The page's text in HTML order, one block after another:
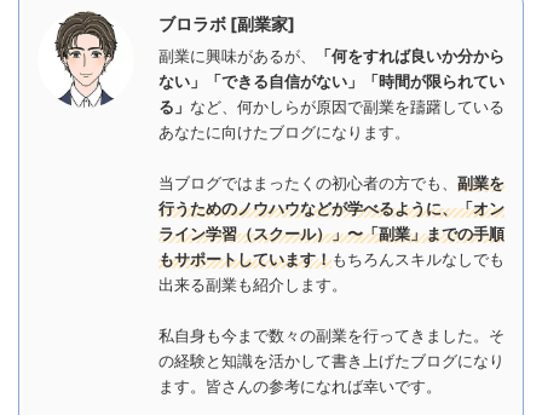
ブロラボ [副業家]
副業に興味があるが、
「何をすれば良いか分から
ない」「できる自信がない」「時間が限られてい
る」 など、何かしらが原因で副業を躊躇している
あなたに向けたブログになります。
当ブログではまったくの初心者の方でも、 副業を
行うためのノウハウなどが学べるように、「オン
ライン学習（スクール）」〜「副業」までの手順
もサポートしています！もちろんスキルなしでも
出来る副業も紹介します。
私自身も今まで数々の副業を行ってきました。そ
の経験と知識を活かして書き上げたブログになり
ます。皆さんの参考になれば幸いです。